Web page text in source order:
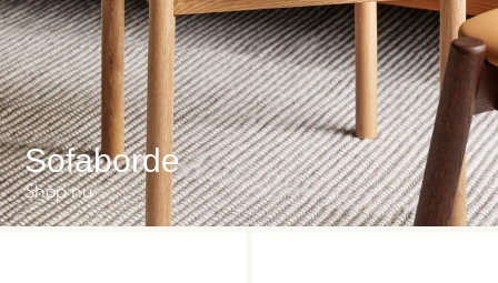
Sofaborde
Shop nu